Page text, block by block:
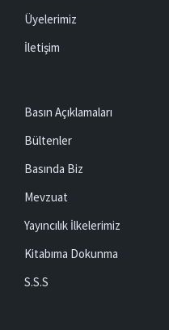
Üyelerimiz
İletişim
Basın Açıklamaları
Bültenler
Basında Biz
Mevzuat
Yayıncılık İlkelerimiz
Kitabıma Dokunma
S.S.S